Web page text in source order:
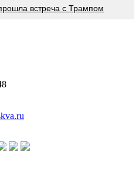
встреча с Трампом